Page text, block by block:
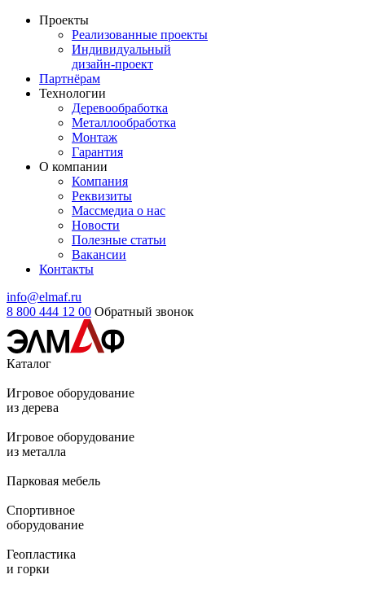
Проекты
Реализованные проекты
Индивидуальный
дизайн-проект
Партнёрам
Технологии
Деревообработка
Металлообработка
Монтаж
Гарантия
О компании
Компания
Реквизиты
Массмедиа о нас
Новости
Полезные статьи
Вакансии
Контакты
info@elmaf.ru
8 800 444 12 00 Обратный звонок
Каталог
Игровое оборудование
из дерева
Игровое оборудование
из металла
Парковая мебель
Спортивное
оборудование
Геопластика
и горки